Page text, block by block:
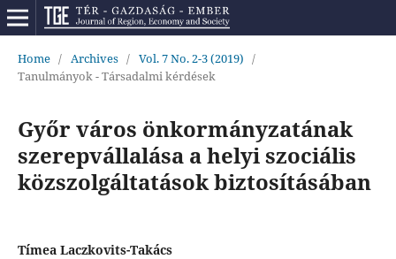
Home / Archives / Vol. 7 No. 2-3 (2019) /
Tanulmányok - Társadalmi kérdések
Győr város önkormányzatának
szerepvállalása a helyi szociális
közszolgáltatások biztosításában
Tímea Laczkovits-Takács